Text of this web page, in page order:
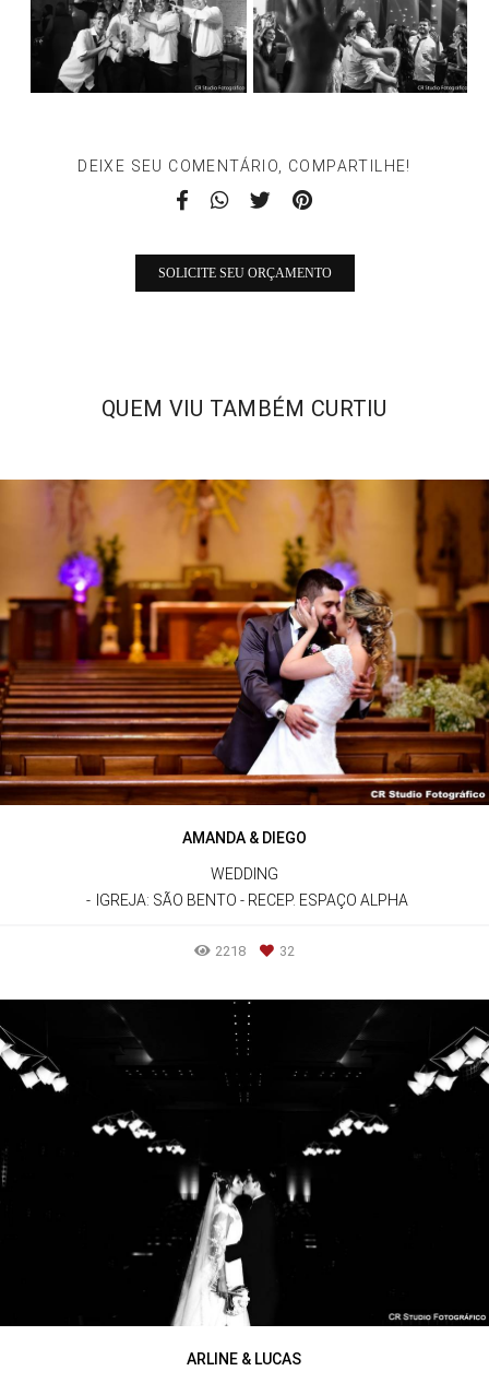
DEIXE SEU COMENTÁRIO, COMPARTILHE!
SOLICITE SEU ORÇAMENTO
QUEM VIU TAMBÉM CURTIU
AMANDA & DIEGO
WEDDING
IGREJA: SÃO BENTO - RECEP. ESPAÇO ALPHA
2218 32
ARLINE & LUCAS